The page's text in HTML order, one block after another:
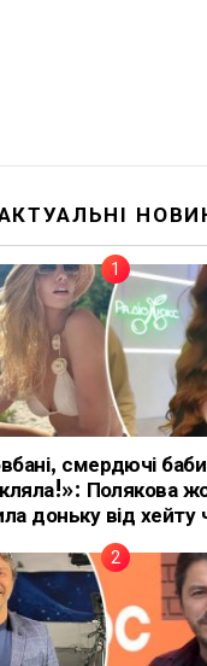
смердючі
Полякова
доньку від хейту